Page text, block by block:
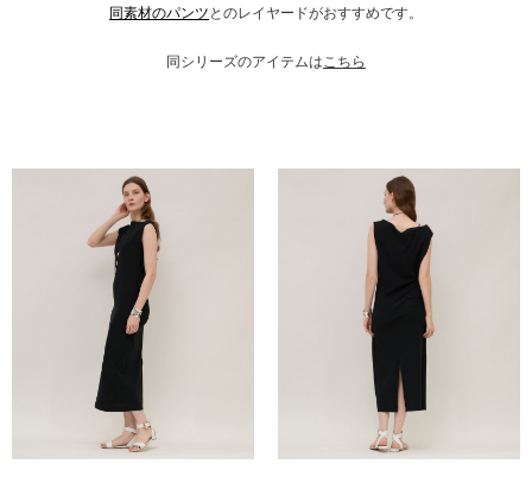
同素材のパンツとのレイヤードがおすすめです。
同シリーズのアイテムはこちら